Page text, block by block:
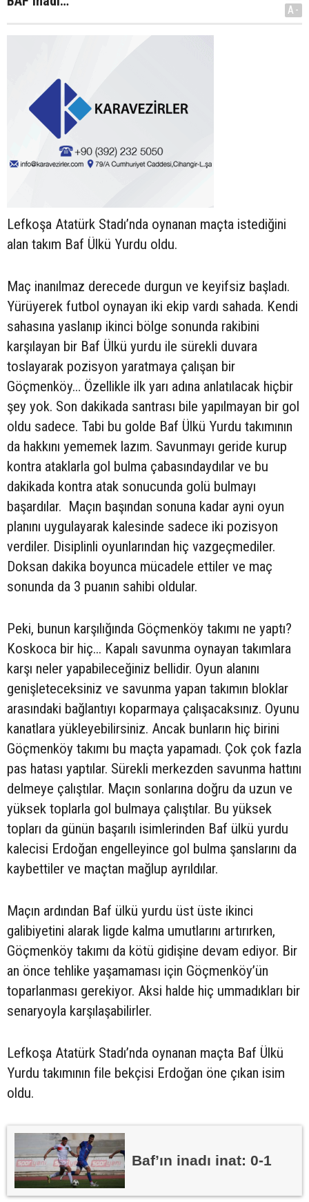
A-
Lefkoşa Atatürk Stadı’nda oynanan maçta istediğini
alan takım Baf Ülkü Yurdu oldu.
Maç inanılmaz derecede durgun ve keyifsiz başladı.
Yürüyerek futbol oynayan iki ekip vardı sahada. Kendi
sahasına yaslanıp ikinci bölge sonunda rakibini
karşılayan bir Baf Ülkü yurdu ile sürekli duvara
toslayarak pozisyon yaratmaya çalışan bir
Göçmenköy… Özellikle ilk yarı adına anlatılacak hiçbir
şey yok. Son dakikada santrası bile yapılmayan bir gol
oldu sadece. Tabi bu golde Baf Ülkü Yurdu takımının
da hakkını yememek lazım. Savunmayı geride kurup
kontra ataklarla gol bulma çabasındaydılar ve bu
dakikada kontra atak sonucunda golü bulmayı
başardılar. Maçın başından sonuna kadar ayni oyun
planını uygulayarak kalesinde sadece iki pozisyon
verdiler. Disiplinli oyunlarından hiç vazgeçmediler.
Doksan dakika boyunca mücadele ettiler ve maç
sonunda da 3 puanın sahibi oldular.
Peki, bunun karşılığında Göçmenköy takımı ne yaptı?
Koskoca bir hiç... Kapalı savunma oynayan takımlara
karşı neler yapabileceğiniz bellidir. Oyun alanını
genişleteceksiniz ve savunma yapan takımın bloklar
arasındaki bağlantıyı koparmaya çalışacaksınız. Oyunu
kanatlara yükleyebilirsiniz. Ancak bunların hiç birini
Göçmenköy takımı bu maçta yapamadı. Çok çok fazla
pas hatası yaptılar. Sürekli merkezden savunma hattını
delmeye çalıştılar. Maçın sonlarına doğru da uzun ve
yüksek toplarla gol bulmaya çalıştılar. Bu yüksek
topları da günün başarılı isimlerinden Baf ülkü yurdu
kalecisi Erdoğan engelleyince gol bulma şanslarını da
kaybettiler ve maçtan mağlup ayrıldılar.
Maçın ardından Baf ülkü yurdu üst üste ikinci
galibiyetini alarak ligde kalma umutlarını artırırken,
Göçmenköy takımı da kötü gidişine devam ediyor. Bir
an önce tehlike yaşamaması için Göçmenköy’ün
toparlanması gerekiyor. Aksi halde hiç ummadıkları bir
senaryoyla karşılaşabilirler.
Lefkoşa Atatürk Stadı’nda oynanan maçta Baf Ülkü
Yurdu takımının file bekçisi Erdoğan öne çıkan isim
oldu.
Baf’ın inadı inat: 0-1